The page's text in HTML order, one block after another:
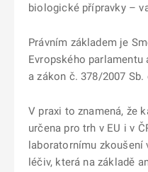
biologické přípravky –
Právním základem je
Evropského parlamentu
a zákon č. 378/2007
V praxi to znamená, že
určena pro trh v EU i v
laboratornímu
léčiv, která na základě